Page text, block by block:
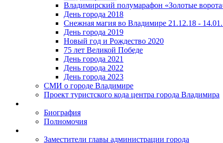
Владимирский полумарафон «Золотые
День города 2018
Снежная магия во Владимире 21.12.18 -
День города 2019
Новый год и Рождество 2020
75 лет Великой Победе
День города 2021
День города 2022
День города 2023
СМИ о городе Владимире
Проект туристского кода центра города Владимира
Биография
Полномочия
Заместители главы администрации города